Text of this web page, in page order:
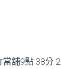
舖9點 38分